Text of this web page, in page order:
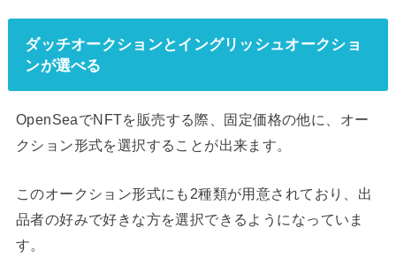
ダッチオークションとイングリッシュオークショ
ンが選べる
OpenSeaでNFTを販売する際、固定価格の他に、オー
クション形式を選択することが出来ます。
このオークション形式にも2種類が用意されており、出
品者の好みで好きな方を選択できるようになっていま
す。